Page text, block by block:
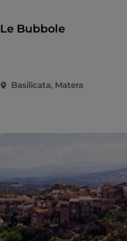
Le Bubbole
Basilicata, Matera